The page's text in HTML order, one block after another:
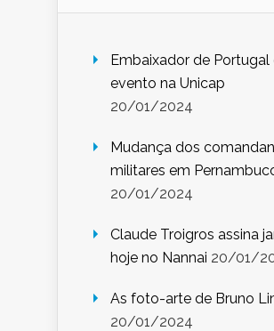
Embaixador de Portugal
evento na Unicap
20/01/2024
Mudança dos
militares em
20/01/2024
Claude Troigros assina
hoje no Nannai 20/01/
As foto-arte de Bruno
20/01/2024